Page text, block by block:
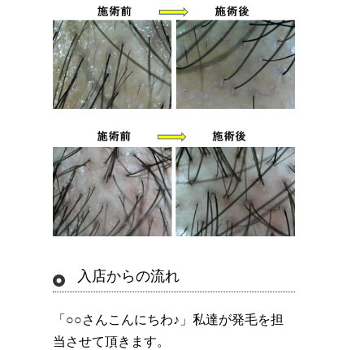
入店からの流れ
「○○さんこんにちわ♪」私達が発毛を担
当させて頂きます。